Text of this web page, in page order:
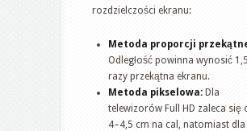
rozdzielczości ekranu:
Metoda proporcji
Odległość powinna wynosić
razy przekątna ekranu.
Metoda pikselowa: Dla
telewizorów Full HD zaleca się
4–4,5 cm na cal, natomiast dla